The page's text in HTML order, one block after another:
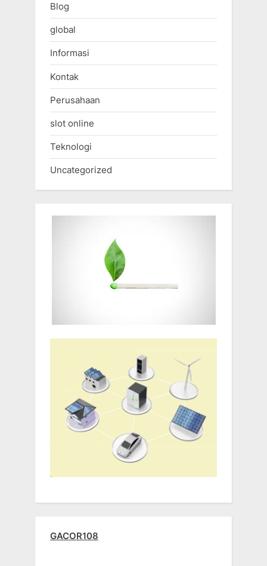
Blog
global
Informasi
Kontak
Perusahaan
slot online
Teknologi
Uncategorized
GACOR108